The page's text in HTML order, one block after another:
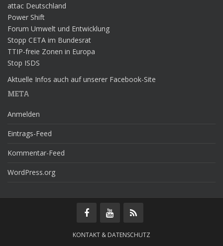
attac Deutschland
Power Shift
Forum Umwelt und Entwicklung
Stopp CETA im Bundesrat
TTIP-freie Zonen in Europa
Stop ISDS
Aktuelle Infos auch auf unserer Facebook-Site
META
Anmelden
Eintrags-Feed
Kommentar-Feed
WordPress.org
KONTAKT & DATENSCHUTZ